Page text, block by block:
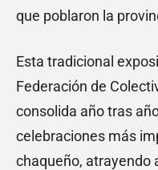
que poblaron la
Esta tradicional
Federación de
consolida año tras
celebraciones más
chaqueño, atrayendo